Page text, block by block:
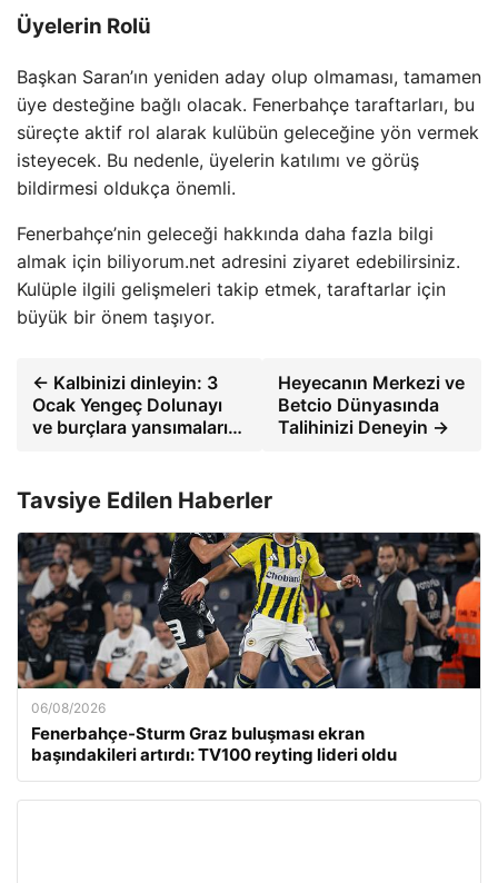
Üyelerin Rolü
Başkan Saran’ın yeniden aday olup olmaması, tamamen
üye desteğine bağlı olacak. Fenerbahçe taraftarları, bu
süreçte aktif rol alarak kulübün geleceğine yön vermek
isteyecek. Bu nedenle, üyelerin katılımı ve görüş
bildirmesi oldukça önemli.
Fenerbahçe’nin geleceği hakkında daha fazla bilgi
almak için biliyorum.net adresini ziyaret edebilirsiniz.
Kulüple ilgili gelişmeleri takip etmek, taraftarlar için
büyük bir önem taşıyor.
← Kalbinizi dinleyin: 3
Ocak Yengeç Dolunayı
ve burçlara yansımaları…
Heyecanın Merkezi ve
Betcio Dünyasında
Talihinizi Deneyin →
Tavsiye Edilen Haberler
06/08/2026
Fenerbahçe-Sturm Graz buluşması ekran
başındakileri artırdı: TV100 reyting lideri oldu